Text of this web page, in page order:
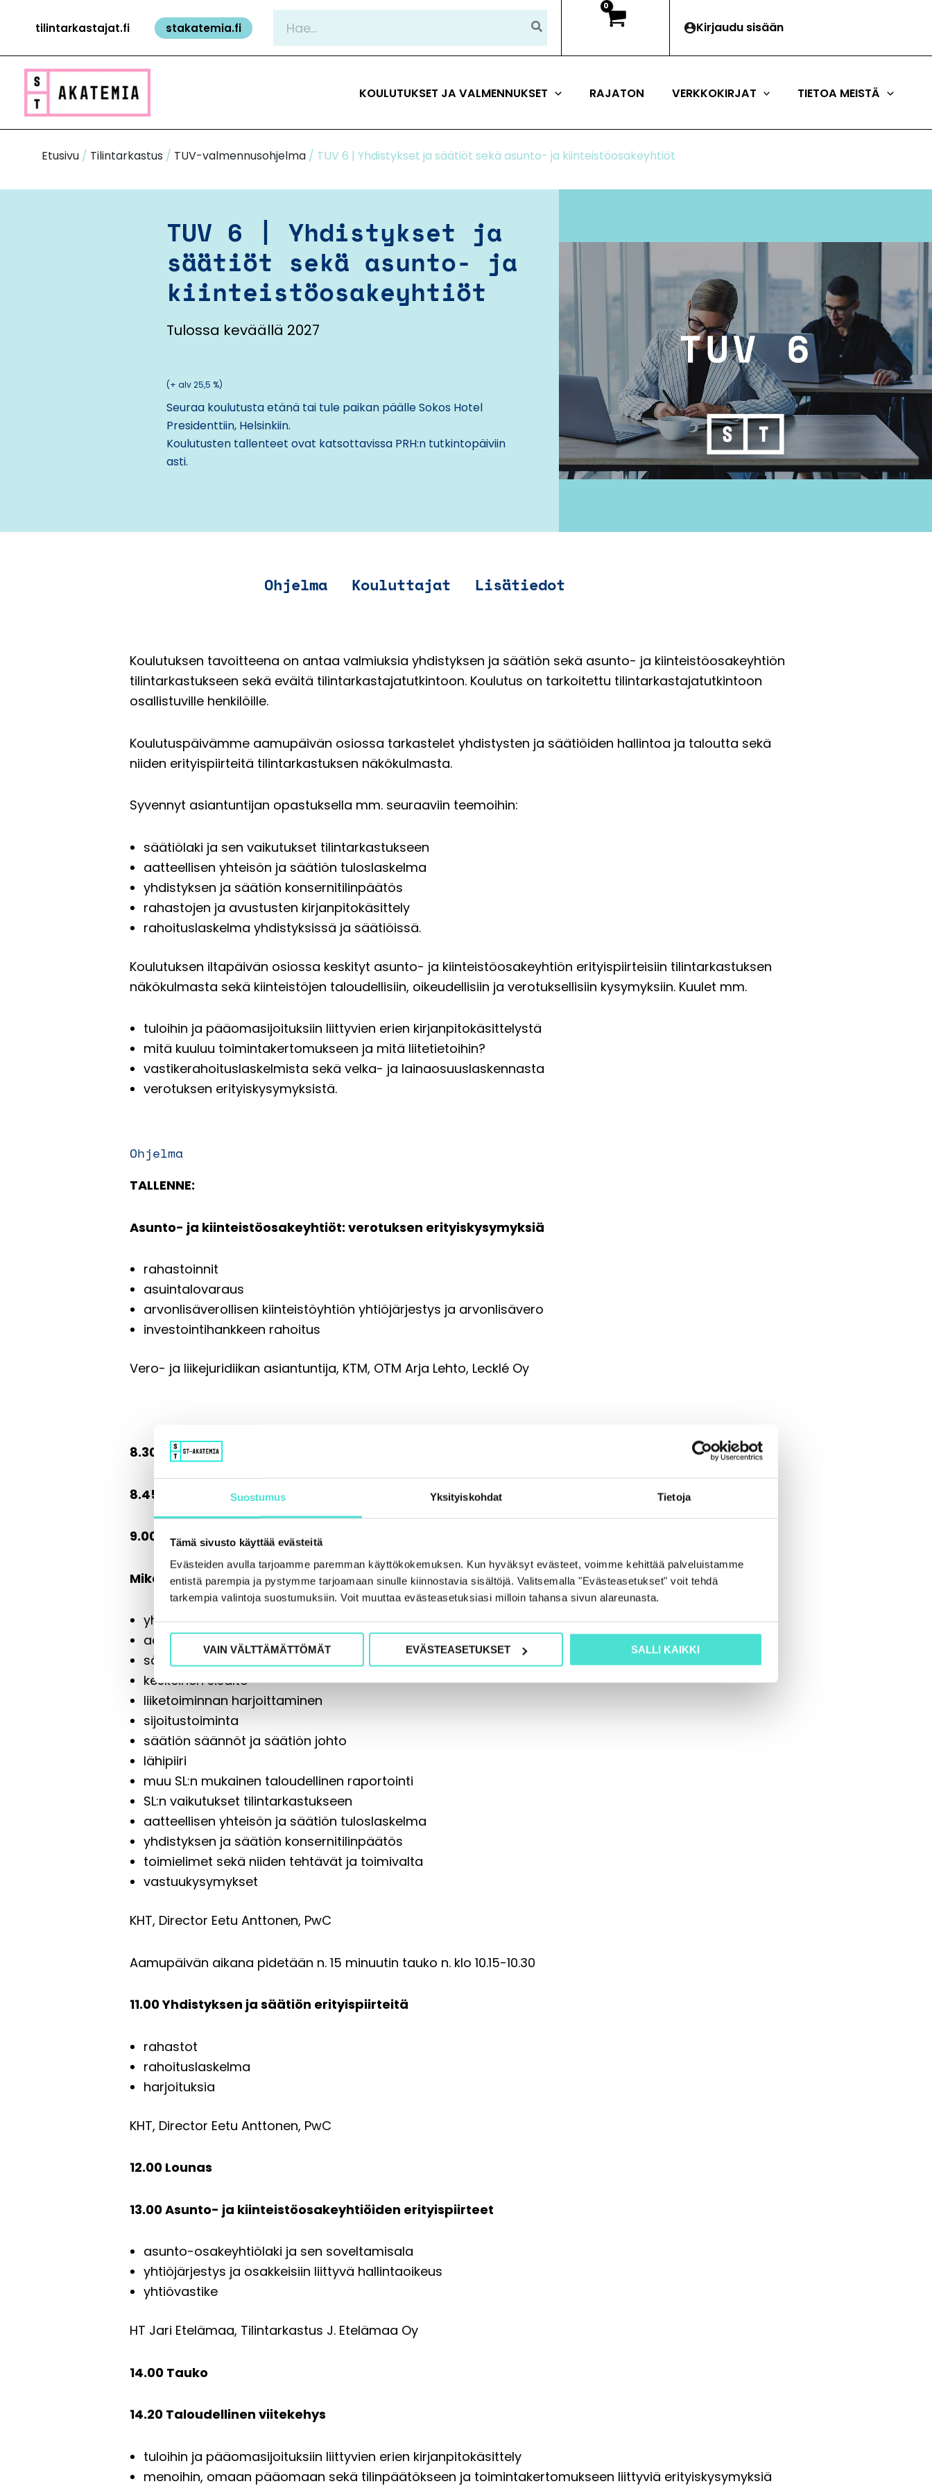
Suostumus Yksityiskohdat Tietoja
Tämä sivusto käyttää evästeitä
Evästeiden avulla tarjoamme paremman käyttökokemuksen. Kun hyväksyt evästeet, voimme kehittää palveluistamme
entistä parempia ja pystymme tarjoamaan sinulle kiinnostavia sisältöjä. Valitsemalla "Evästeasetukset" voit tehdä
tarkempia valintoja suostumuksiin. Voit muuttaa evästeasetuksiasi milloin tahansa sivun alareunasta.
VAIN VÄLTTÄMÄTTÖMÄT EVÄSTEASETUKSET SALLI KAIKKI
sisältööntilintarkastajat.fi stakatemia.fi Kirjaudu sisään
KOULUTUKSET JA VALMENNUKSET RAJATON VERKKOKIRJAT TIETOA MEISTÄ
Etusivu / Tilintarkastus / TUV-valmennusohjelma / TUV 6 | Yhdistykset ja säätiöt sekä asunto- ja kiinteistöosakeyhtiöt
TUV 6 | Yhdistykset ja
säätiöt sekä asunto- ja
kiinteistöosakeyhtiöt
Tulossa keväällä 2027
(+ alv 25,5 %)
Seuraa koulutusta etänä tai tule paikan päälleSokos Hotel
Presidenttiin, Helsinkiin.
Koulutusten tallenteet ovat katsottavissa PRH:n tutkintopäiviin
asti.
Ohjelma Kouluttajat Lisätiedot
Koulutuksen tavoitteena on antaa valmiuksia yhdistyksen ja säätiön sekä asunto- ja kiinteistöosakeyhtiön
tilintarkastukseen sekä eväitä tilintarkastajatutkintoon. Koulutus on tarkoitettu tilintarkastajatutkintoon
osallistuville henkilöille.
Koulutuspäivämme aamupäivän osiossa tarkastelet yhdistysten ja säätiöiden hallintoa ja taloutta sekä
niiden erityispiirteitä tilintarkastuksen näkökulmasta.
Syvennyt asiantuntijan opastuksella mm. seuraaviin teemoihin:
säätiölaki ja sen vaikutukset tilintarkastukseen
aatteellisen yhteisön ja säätiön tuloslaskelma
yhdistyksen ja säätiön konsernitilinpäätös
rahastojen ja avustusten kirjanpitokäsittely
rahoituslaskelma yhdistyksissä ja säätiöissä.
Koulutuksen iltapäivän osiossa keskityt asunto- ja kiinteistöosakeyhtiön erityispiirteisiin tilintarkastuksen
näkökulmasta sekä kiinteistöjen taloudellisiin, oikeudellisiin ja verotuksellisiin kysymyksiin. Kuulet mm.
tuloihin ja pääomasijoituksiin liittyvien erien kirjanpitokäsittelystä
mitä kuuluu toimintakertomukseen ja mitä liitetietoihin?
vastikerahoituslaskelmista sekä velka- ja lainaosuuslaskennasta
verotuksen erityiskysymyksistä.
Ohjelma
TALLENNE:
Asunto- ja kiinteistöosakeyhtiöt: verotuksen erityiskysymyksiä
rahastoinnit
asuintalovaraus
arvonlisäverollisen kiinteistöyhtiön yhtiöjärjestys ja arvonlisävero
investointihankkeen rahoitus
Vero- ja liikejuridiikan asiantuntija, KTM, OTM Arja Lehto, Lecklé Oy
8.30 Ilmoittautuminen ja aamiaistarjoilu
8.45 Liittyminen etäkoulutukseen omalta koneeltasi
9.00 Ajankohtaista säätiöiden ja yhdistysten tilintarkastuksessa
Mikä on yhdistys ja säätiö?
yhdistyksen toimielimet
aatteellisuus ja yleishyödyllisyys
säätiölaki
keskeinen sisältö
liiketoiminnan harjoittaminen
sijoitustoiminta
säätiön säännöt ja säätiön johto
lähipiiri
muu SL:n mukainen taloudellinen raportointi
SL:n vaikutukset tilintarkastukseen
aatteellisen yhteisön ja säätiön tuloslaskelma
yhdistyksen ja säätiön konsernitilinpäätös
toimielimet sekä niiden tehtävät ja toimivalta
vastuukysymykset
KHT, Director Eetu Anttonen, PwC
Aamupäivän aikana pidetään n. 15 minuutin tauko n. klo 10.15-10.30
11.00 Yhdistyksen ja säätiön erityispiirteitä
rahastot
rahoituslaskelma
harjoituksia
KHT, Director Eetu Anttonen, PwC
12.00 Lounas
13.00 Asunto- ja kiinteistöosakeyhtiöiden erityispiirteet
asunto-osakeyhtiölaki ja sen soveltamisala
yhtiöjärjestys ja osakkeisiin liittyvä hallintaoikeus
yhtiövastike
HT Jari Etelämaa, Tilintarkastus J. Etelämaa Oy
14.00 Tauko
14.20 Taloudellinen viitekehys
tuloihin ja pääomasijoituksiin liittyvien erien kirjanpitokäsittely
menoihin, omaan pääomaan sekä tilinpäätökseen ja toimintakertomukseen liittyviä erityiskysymyksiä